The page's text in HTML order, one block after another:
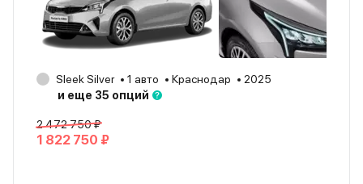
Sleek Silver 1 авто Краснодар
2025
и еще 35 опций
2 472 750 ₽
1 822 750 ₽